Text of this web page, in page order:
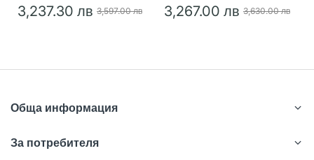
3,237.30 лв 3,597.00 лв 3,267.00 лв 3,630.00 лв
Обща информация
За потребителя